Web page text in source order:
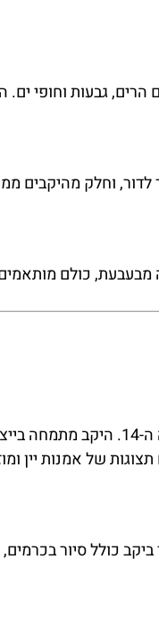
הרים, גבעות וחופי ים.
וחלק מהיקבים
מבעבעת, כולם
יקב זה הוא אחד מהמפורסמים ביותר בקוסטה בראווה, עם היסטוריה עשירה שנמשכת
של אמנות יין
כולל סיור
מומלץ?